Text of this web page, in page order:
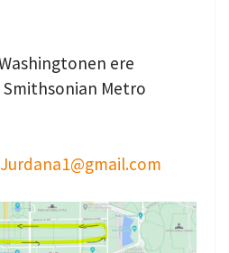
ere
Metro
Jurdana1@gmail.com